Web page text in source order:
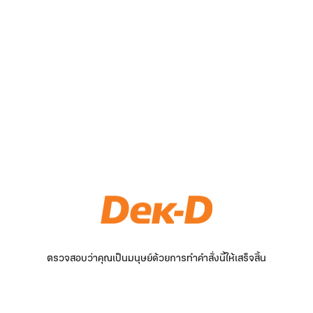
ตรวจสอบว่าคุณเป็นมนุษย์ด้วยการทำคำสั่งนี้ให้เสร็จสิ้น